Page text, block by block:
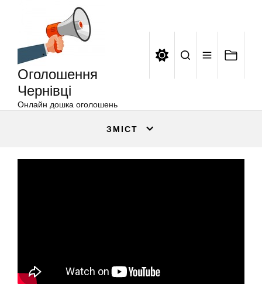
Оголошення
Чернівці
Онлайн дошка оголошень
ЗМІСТ